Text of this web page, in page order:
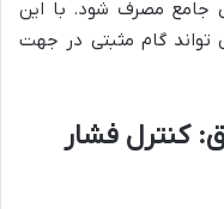
جامع مصرف شود. با این
تواند گام مثبتی در جهت
کنترل فشار